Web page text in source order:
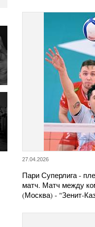
27.04.2026
Пари Суперлига -
матч. Матч между
(Москва) - "Зенит-